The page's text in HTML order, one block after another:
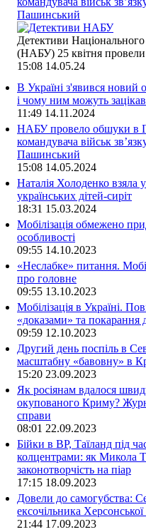
Пашинський
Детективи
(НАБУ) 25 квітня
15:08 14.05.24
В Україні з'явився новий
і чому ним можуть
11:49 14.11.2024
НАБУ провело обшуки в
командувача військ
Пашинський
15:08 14.05.2024
Наталія Холоденко взяла
українських дітей-сиріт
18:31 15.03.2024
Мобілізація обмежено
особливості
09:55 14.10.2023
«Неслабке» питання.
про головне
09:55 13.10.2023
Мобілізація в Україні.
«доказами» та покарання
09:59 12.10.2023
Другий день поспіль в
масштабну «бавовну» в
15:20 23.09.2023
Як росіянам вдалося
окупованого Криму?
справи
08:01 22.09.2023
Бійки в ВР, Таїланд під
колцентрами: як Микола
законотворчість на піар
17:15 18.09.2023
Довели до самогубства:
ексочільника
21:44 17.09.2023